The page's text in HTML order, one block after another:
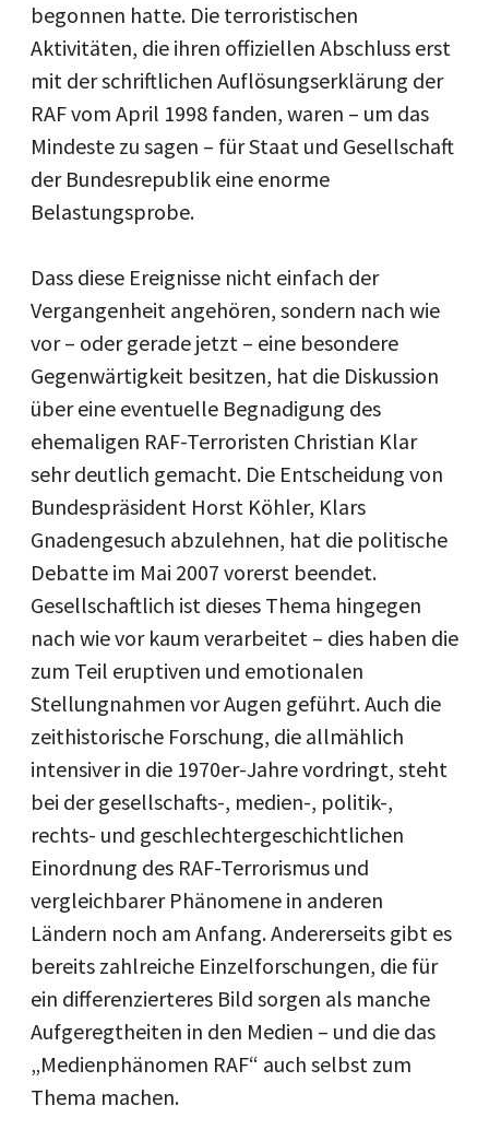
begonnen hatte. Die terroristischen
Aktivitäten, die ihren offiziellen Abschluss erst
mit der schriftlichen Auflösungserklärung der
RAF vom April 1998 fanden, waren – um das
Mindeste zu sagen – für Staat und Gesellschaft
der Bundesrepublik eine enorme
Belastungsprobe.
Dass diese Ereignisse nicht einfach der
Vergangenheit angehören, sondern nach wie
vor – oder gerade jetzt – eine besondere
Gegenwärtigkeit besitzen, hat die Diskussion
über eine eventuelle Begnadigung des
ehemaligen RAF-Terroristen Christian Klar
sehr deutlich gemacht. Die Entscheidung von
Bundespräsident Horst Köhler, Klars
Gnadengesuch abzulehnen, hat die politische
Debatte im Mai 2007 vorerst beendet.
Gesellschaftlich ist dieses Thema hingegen
nach wie vor kaum verarbeitet – dies haben die
zum Teil eruptiven und emotionalen
Stellungnahmen vor Augen geführt. Auch die
zeithistorische Forschung, die allmählich
intensiver in die 1970er-Jahre vordringt, steht
bei der gesellschafts-, medien-, politik-,
rechts- und geschlechtergeschichtlichen
Einordnung des RAF-Terrorismus und
vergleichbarer Phänomene in anderen
Ländern noch am Anfang. Andererseits gibt es
bereits zahlreiche Einzelforschungen, die für
ein differenzierteres Bild sorgen als manche
Aufgeregtheiten in den Medien – und die das
„Medienphänomen RAF“ auch selbst zum
Thema machen.